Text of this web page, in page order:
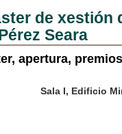
de xestión
Seara
apertura,
Sala I, Edificio